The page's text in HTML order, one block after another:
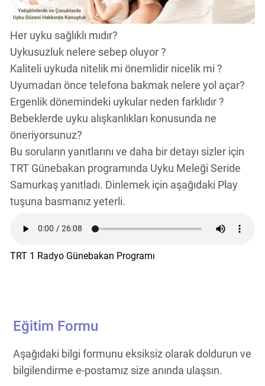
Her uyku sağlıklı mıdır?
Uykusuzluk nelere sebep oluyor ?
Kaliteli uykuda nitelik mi önemlidir nicelik mi ?
Uyumadan önce telefona bakmak nelere yol açar?
Ergenlik dönemindeki uykular neden farklıdır ?
Bebeklerde uyku alışkanlıkları konusunda ne
öneriyorsunuz?
Bu soruların yanıtlarını ve daha bir detayı sizler için
TRT Günebakan programında Uyku Meleği Seride
Samurkaş yanıtladı. Dinlemek için aşağıdaki Play
tuşuna basmanız yeterli.
TRT 1 Radyo Günebakan Programı
Eğitim Formu
Aşağıdaki bilgi formunu eksiksiz olarak doldurun ve
bilgilendirme e-postamız size anında ulaşsın.